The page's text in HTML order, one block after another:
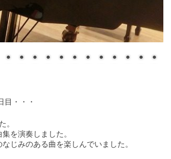
・・・
を演奏しました。
じみのある曲を楽しんでいました。